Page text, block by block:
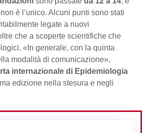
è l’unico. Alcuni punti sono stati
legate a nuovi
che a scoperte scientifiche che
«In generale, con la quinta
modalità di comunicazione»,
internazionale di Epidemiologia
edizione nella stesura e negli